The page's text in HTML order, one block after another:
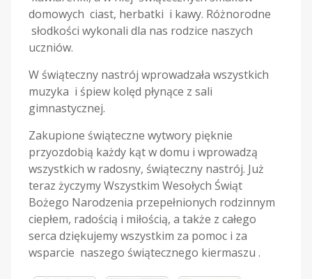
domowych ciast, herbatki i kawy. Różnorodne
słodkości wykonali dla nas rodzice naszych
uczniów.
W świąteczny nastrój wprowadzała wszystkich
muzyka i śpiew kolęd płynące z sali
gimnastycznej.
Zakupione świąteczne wytwory pięknie
przyozdobią każdy kąt w domu i wprowadzą
wszystkich w radosny, świąteczny nastrój. Już
teraz życzymy Wszystkim Wesołych Świąt
Bożego Narodzenia przepełnionych rodzinnym
ciepłem, radością i miłością, a także z całego
serca dziękujemy wszystkim za pomoc i za
wsparcie naszego świątecznego kiermaszu .